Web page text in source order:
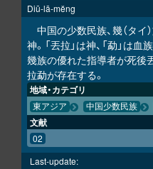
Diū-lā-mĕng
中国の少数民族、幾（タ
神。「丟拉」は神、「勐」は
幾族の優れた指導者が死後
拉勐が存在する。
地域・カテゴリ
東アジア 中国少数民族
文献
02
Last-update: